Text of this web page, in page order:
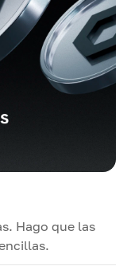
Hago que las